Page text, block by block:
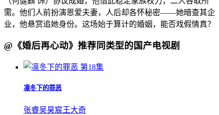
需。他们人前扮演恩爱夫妻，人后却各怀秘密——她暗查其企
业，他悬赏追她身份。这场始于算计的婚姻，能否戏假情真？
@《婚后再心动》推荐同类型的国产电视剧
第18集
凛冬下的罪恶
张睿吴昊宸王大奇